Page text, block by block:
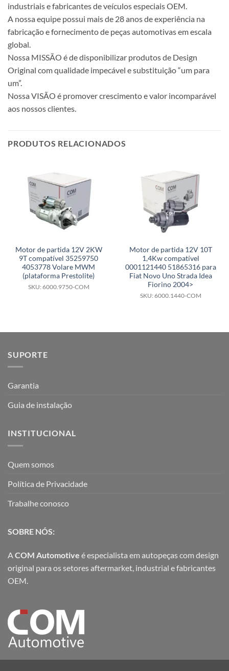
industriais e fabricantes de veículos especiais OEM.
A nossa equipe possui mais de 28 anos de experiência na
fabricação e fornecimento de peças automotivas em escala
global.
Nossa MISSÃO é de disponibilizar produtos de Design
Original com qualidade impecável e substituição “um para
um”.
Nossa VISÃO é promover crescimento e valor incomparável
aos nossos clientes.
PRODUTOS RELACIONADOS
Motor de partida 12V 2KW
9T compatível 35259750
4053778 Volare MWM
(plataforma Prestolite)
SKU: 6000.9750-COM
Motor de partida 12V 10T
1,4Kw compatível
0001121440 51865316 para
Fiat Novo Uno Strada Idea
Fiorino 2004>
SKU: 6000.1440-COM
SUPORTE
Garantia
Guia de instalação
INSTITUCIONAL
Quem somos
Política de Privacidade
Trabalhe conosco
SOBRE NÓS:
A COM Automotive é especialista em autopeças com design
original para os setores aftermarket, industrial e fabricantes
OEM.